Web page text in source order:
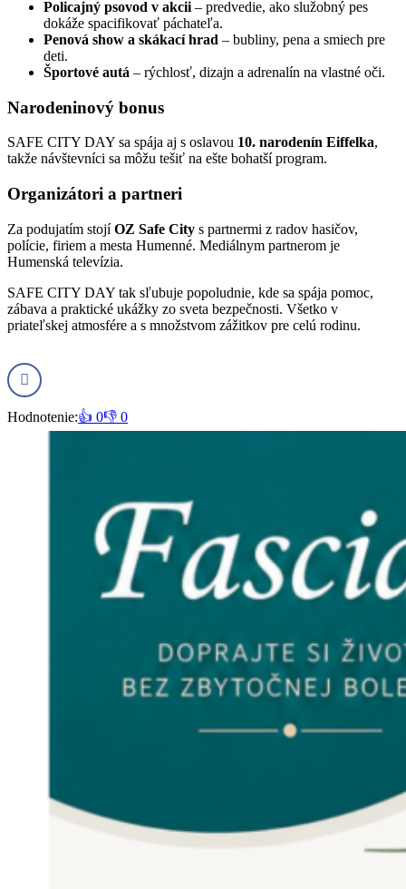
Policajný psovod v akcii – predvedie, ako služobný pes
dokáže spacifikovať páchateľa.
Penová show a skákací hrad – bubliny, pena a smiech pre
deti.
Športové autá – rýchlosť, dizajn a adrenalín na vlastné oči.
Narodeninový bonus
SAFE CITY DAY sa spája aj s oslavou 10. narodenín Eiffelka,
takže návštevníci sa môžu tešiť na ešte bohatší program.
Organizátori a partneri
Za podujatím stojíOZ Safe City s partnermi z radov hasičov,
polície, firiem a mesta Humenné. Mediálnym partnerom je
Humenská televízia.
SAFE CITY DAY tak sľubuje popoludnie, kde sa spája pomoc,
zábava a praktické ukážky zo sveta bezpečnosti. Všetko v
priateľskej atmosfére a s množstvom zážitkov pre celú rodinu.
Hodnotenie:👍 0👎 0